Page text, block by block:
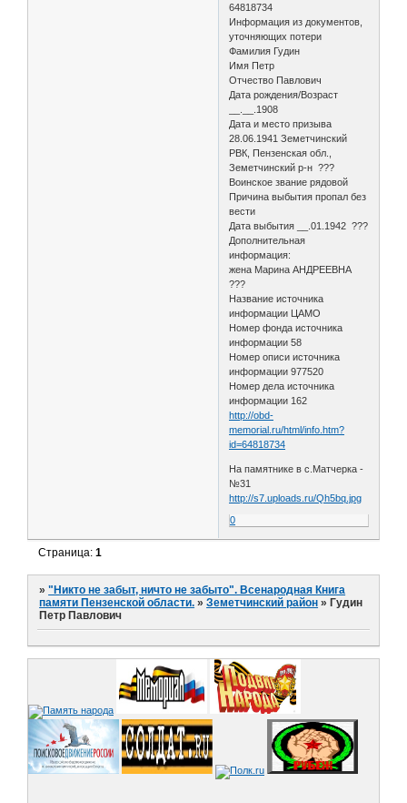
64818734
Информация из документов,
уточняющих потери
Фамилия Гудин
Имя Петр
Отчество Павлович
Дата рождения/Возраст
__.__.1908
Дата и место призыва
28.06.1941 Земетчинский
РВК, Пензенская обл.,
Земетчинский р-н ???
Воинское звание рядовой
Причина выбытия пропал без
вести
Дата выбытия __.01.1942 ???
Дополнительная
информация:
жена Марина АНДРЕЕВНА
???
Название источника
информации ЦАМО
Номер фонда источника
информации 58
Номер описи источника
информации 977520
Номер дела источника
информации 162
http://obd-
memorial.ru/html/info.htm?
id=64818734
На памятнике в с.Матчерка -
№31
http://s7.uploads.ru/Qh5bq.jpg
0
Страница:1
»"Никто не забыт, ничто не забыто". Всенародная Книга
памяти Пензенской области. »Земетчинский район » Гудин
Петр Павлович